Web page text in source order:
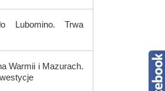
Lubomino. Trwa
Warmii i Mazurach.